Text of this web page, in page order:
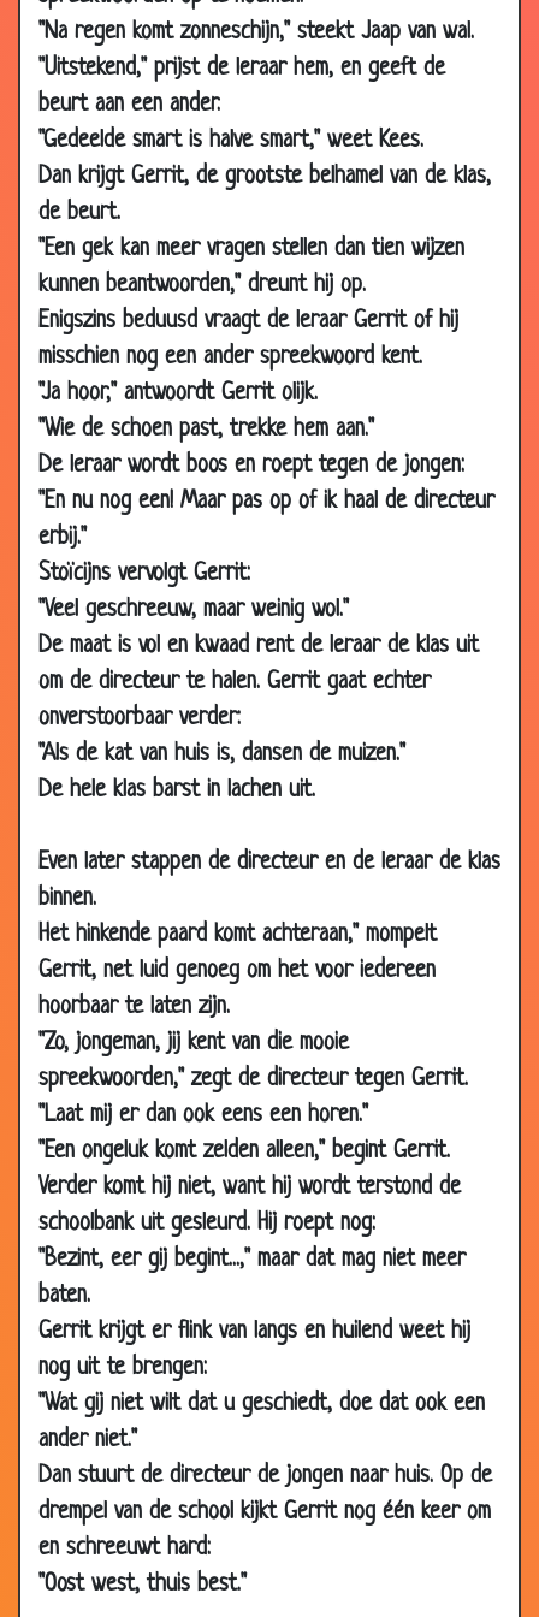
"Na regen komt zonneschijn," steekt Jaap van wal.
"Uitstekend," prijst de leraar hem, en geeft de
beurt aan een ander.
"Gedeelde smart is halve smart," weet Kees.
Dan krijgt Gerrit, de grootste belhamel van de klas,
de beurt.
"Een gek kan meer vragen stellen dan tien wijzen
kunnen beantwoorden," dreunt hij op.
Enigszins beduusd vraagt de leraar Gerrit of hij
misschien nog een ander spreekwoord kent.
"Ja hoor," antwoordt Gerrit olijk.
"Wie de schoen past, trekke hem aan."
De leraar wordt boos en roept tegen de jongen:
"En nu nog een! Maar pas op of ik haal de directeur
erbij."
Stoïcijns vervolgt Gerrit:
"Veel geschreeuw, maar weinig wol."
De maat is vol en kwaad rent de leraar de klas uit
om de directeur te halen. Gerrit gaat echter
onverstoorbaar verder:
"Als de kat van huis is, dansen de muizen."
De hele klas barst in lachen uit.
Even later stappen de directeur en de leraar de klas
binnen.
Het hinkende paard komt achteraan," mompelt
Gerrit, net luid genoeg om het voor iedereen
hoorbaar te laten zijn.
"Zo, jongeman, jij kent van die mooie
spreekwoorden," zegt de directeur tegen Gerrit.
"Laat mij er dan ook eens een horen."
"Een ongeluk komt zelden alleen," begint Gerrit.
Verder komt hij niet, want hij wordt terstond de
schoolbank uit gesleurd. Hij roept nog:
"Bezint, eer gij begint...," maar dat mag niet meer
baten.
Gerrit krijgt er flink van langs en huilend weet hij
nog uit te brengen:
"Wat gij niet wilt dat u geschiedt, doe dat ook een
ander niet."
Dan stuurt de directeur de jongen naar huis. Op de
drempel van de school kijkt Gerrit nog één keer om
en schreeuwt hard:
"Oost west, thuis best."
03 Jan 2010
Controleren
3.12
27 Dec 2009
Belangrijke gast
04 Dec 2009
De pil
3.20
16 Oct 2009
12 Oct 2009
Loop naar de duivel
3.77
23 Sep 2009
Priester
23 Sep 2009
Nieuwe fiets
3.61
18 Sep 2009
Hun eerste vakantie
11 Sep 2009
Wat wil je later worden?
07 Sep 2009
Gezichtscrème
15 Jul 2009
Verrrrrrrmoeden
3.69
11 Jul 2009
22 Jun 2009
Gebed voor pappa
02 Jun 2009
Hoe burenruzies ontstaan
07 May 2009 Een echte heer
3.36
03 May
2009
Verjaardskado
21 Mar 2009 Alle voetbaltermen
18 Dec 2008
Dubbeltje
3.29
06 Dec
25 Nov 2008 Op Kamp
25 Oct 2008
Slim mannetje
22 Oct 2008
Woordenwisseling
22 Oct 2008
Slim kind
3.07
22 Oct 2008
School
27 Aug 2008
Uitwerpselen
22 Aug 2008
Naaktstrand
04 Jul 2008
Opscheppen
17 Mar 2008
17 Mar 2008
Niet met volle mond
3.77
17 Mar 2008
Naar huis willen
17 Mar 2008
Zonder hulp van mamma
3.07
16 Mar 2008
14 Mar 2008
Dezelfde fouten
3.50
06 Mar
2008
Ze hebben gekust!
03 Mar